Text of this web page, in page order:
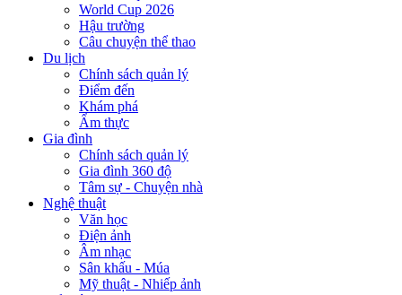
World Cup 2026
Hậu trường
Câu chuyện thể thao
Du lịch
Chính sách quản lý
Điểm đến
Khám phá
Ẩm thực
Gia đình
Chính sách quản lý
Gia đình 360 độ
Tâm sự - Chuyện nhà
Nghệ thuật
Văn học
Điện ảnh
Âm nhạc
Sân khấu - Múa
Mỹ thuật - Nhiếp ảnh